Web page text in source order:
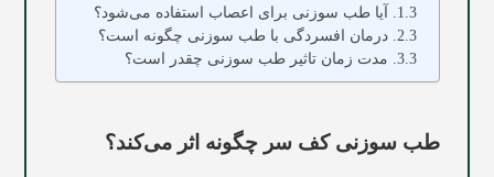
آیا طب سوزنی برای اعصاب استفاده می‌شود؟
درمان افسردگی با طب سوزنی چگونه است؟
مدت زمان تاثیر طب سوزنی چقدر است؟
طب سوزنی کف سر چگونه اثر می‌کند؟